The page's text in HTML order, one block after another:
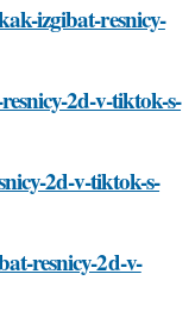
izgibat-resnicy-
2d-v-tiktok-s-
2d-v-tiktok-s-
resnicy-2d-v-